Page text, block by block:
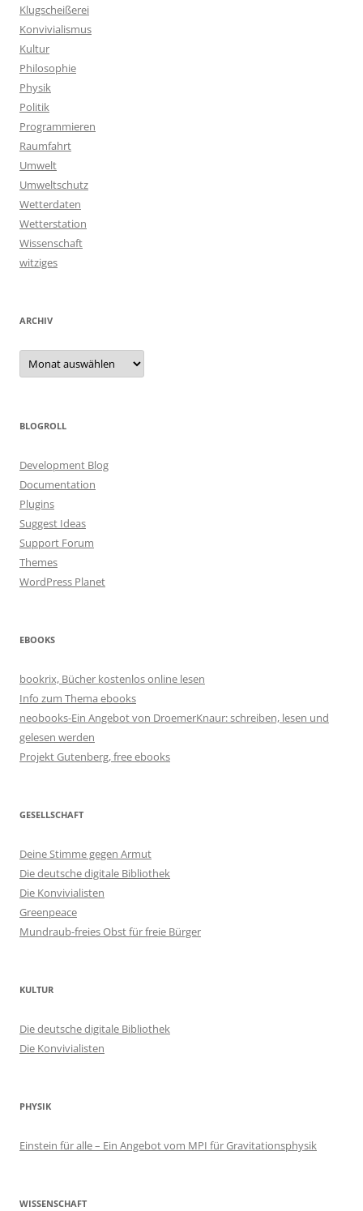
Klugscheißerei
Konvivialismus
Kultur
Philosophie
Physik
Politik
Programmieren
Raumfahrt
Umwelt
Umweltschutz
Wetterdaten
Wetterstation
Wissenschaft
witziges
ARCHIV
Archiv
BLOGROLL
Development Blog
Documentation
Plugins
Suggest Ideas
Support Forum
Themes
WordPress Planet
EBOOKS
bookrix, Bücher kostenlos online lesen
Info zum Thema ebooks
neobooks-Ein Angebot von DroemerKnaur: schreiben, lesen und
gelesen werden
Projekt Gutenberg, free ebooks
GESELLSCHAFT
Deine Stimme gegen Armut
Die deutsche digitale Bibliothek
Die Konvivialisten
Greenpeace
Mundraub-freies Obst für freie Bürger
KULTUR
Die deutsche digitale Bibliothek
Die Konvivialisten
PHYSIK
Einstein für alle – Ein Angebot vom MPI für Gravitationsphysik
WISSENSCHAFT